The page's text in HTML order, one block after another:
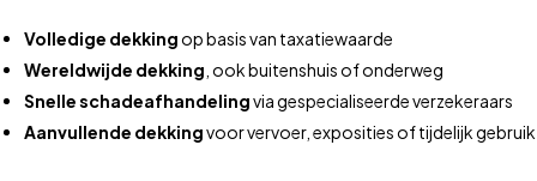
Volledige dekkingop basis van taxatiewaarde
Wereldwijde dekking , ook buitenshuis of onderweg
Snelle schadeafhandelingvia gespecialiseerde verzekeraars
Aanvullende dekkingvoor vervoer, exposities of tijdelijk gebruik